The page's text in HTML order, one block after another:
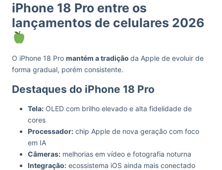
iPhone 18 Pro entre os
lançamentos de celulares 2026
O iPhone 18 Pro mantém a tradição da Apple de evoluir de
forma gradual, porém consistente.
Destaques do iPhone 18 Pro
Tela: OLED com brilho elevado e alta fidelidade de
cores
Processador: chip Apple de nova geração com foco
em IA
Câmeras: melhorias em vídeo e fotografia noturna
Integração: ecossistema iOS ainda mais conectado